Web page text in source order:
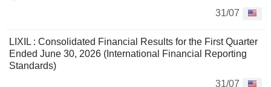
31/07
LIXIL : Consolidated Financial Results for the First Quarter
Ended June 30, 2026 (International Financial Reporting
Standards)
31/07